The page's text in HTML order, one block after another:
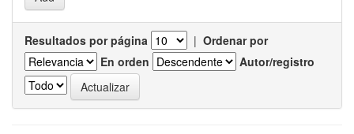
Resultados por página | Ordenar por
En orden
Autor/registro